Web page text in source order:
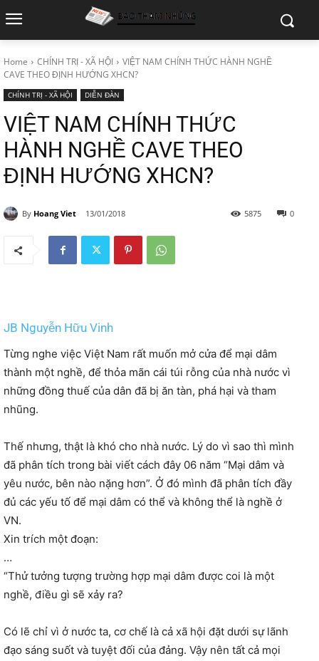
Home CHÍNH TRỊ - XÃ HỘI
VIỆT NAM CHÍNH THỨC HÀNH NGHỀ
CAVE THEO ĐỊNH HƯỚNG XHCN?
CHÍNH TRỊ - XÃ HỘI DIỄN ĐÀN
VIỆT NAM CHÍNH THỨC
HÀNH NGHỀ CAVE THEO
ĐỊNH HƯỚNG XHCN?
By Hoang Viet 13/01/2018 0
5875
JB Nguyễn Hữu Vinh
Từng nghe việc Việt Nam rất muốn mở cửa để mại dâm
thành một nghề, để thỏa mãn cái túi rỗng của nhà nước vì
những đồng thuế của dân đã bị ăn tàn, phá hại và tham
nhũng.
Thế nhưng, thật là khó cho nhà nước. Lý do vì sao thì mình
đã phân tích trong bài viết cách đây 06 năm “Mại dâm và
yêu nước, bên nào nặng hơn”. Ở đó mình đã phân tích đầy
đủ các yếu tố để mại dâm có thể và không thể là nghề ở
VN.
Xin trích một đoạn:
…
“Thử tưởng tượng trường hợp mại dâm được coi là một
nghề, điều gì sẽ xảy ra?
Có lẽ chỉ vì ở nước ta, cơ chế là cả xã hội đặt dưới sự lãnh
đạo sáng suốt và tuyệt đối của đảng. Vậy nên tất cả mọi